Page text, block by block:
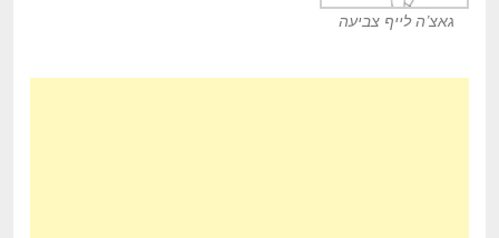
גאצ’ה לייף צביעה